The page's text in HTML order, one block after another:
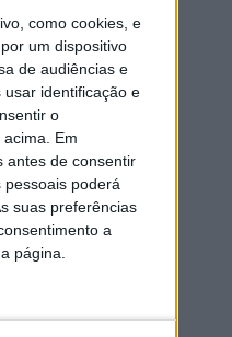
como cookies, e
um dispositivo
de audiências e
identificação e
o
Em
antes de consentir
poderá
suas preferências
a
página.
em
título